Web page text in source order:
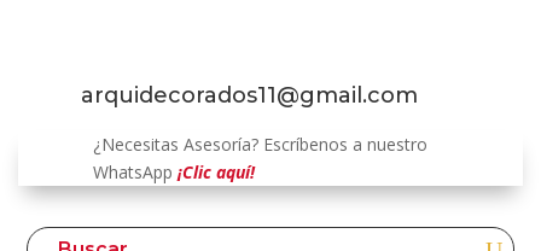
arquidecorados11@gmail.com
¿Necesitas Asesoría? Escríbenos a nuestro
WhatsApp ¡Clic aquí!